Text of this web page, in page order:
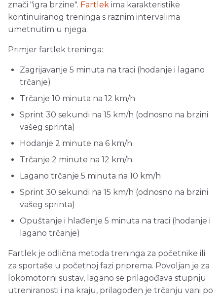
znači "igra brzine". Fartlek ima karakteristike
kontinuiranog treninga s raznim intervalima
umetnutim u njega.
Primjer fartlek treninga:
Zagrijavanje 5 minuta na traci (hodanje i lagano
trčanje)
Trčanje 10 minuta na 12 km/h
Sprint 30 sekundi na 15 km/h (odnosno na brzini
vašeg sprinta)
Hodanje 2 minute na 6 km/h
Trčanje 2 minute na 12 km/h
Lagano trčanje 5 minuta na 10 km/h
Sprint 30 sekundi na 15 km/h (odnosno na brzini
vašeg sprinta)
Opuštanje i hlađenje 5 minuta na traci (hodanje i
lagano trčanje)
Fartlek je odlična metoda treninga za početnike ili
za sportaše u početnoj fazi priprema. Povoljan je za
lokomotorni sustav, lagano se prilagođava stupnju
utreniranosti i na kraju, prilagođen je trčanju vani po